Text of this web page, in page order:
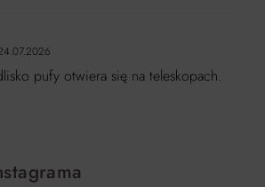
5 z 5 gwiazdek
pufy otwiera się na teleskopach.